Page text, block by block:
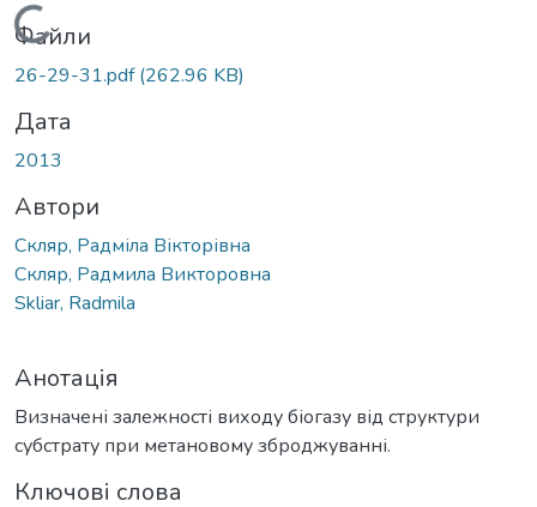
Вантажиться...
Файли
26-29-31.pdf(262.96 KB)
Дата
2013
Автори
Скляр, Радміла Вікторівна
Скляр, Радмила Викторовна
Skliar, Radmila
Анотація
Визначені залежності виходу біогазу від структури
субстрату при метановому зброджуванні.
Ключові слова